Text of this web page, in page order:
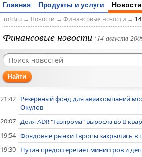
Главная Продукты и услуги Новости
mfd.ru→ Новости → Финансовые новости →
Финансовые новости (14 августа
Найти
21:42
Резервный фонд для авиакомпаний
Окулов
20:07 Доля ADR "Газпрома" выросла во II
19:54 Фондовые рынки Европы закрылись в
19:30
Путин предостерегает министров и